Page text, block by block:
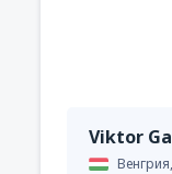
Viktor
Венгрия,